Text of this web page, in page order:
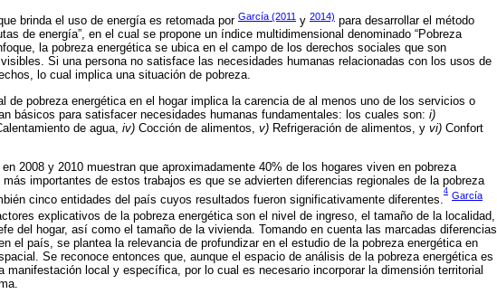
brinda el uso de energía es retomada por García (2011 y 2014) para desarrollar el método
de energía”, en el cual se propone un índice multidimensional denominado “Pobreza
la pobreza energética se ubica en el campo de los derechos sociales que son
Si una persona no satisface las necesidades humanas relacionadas con los usos de
lo cual implica una situación de pobreza.
de pobreza energética en el hogar implica la carencia de al menos uno de los servicios o
básicos para satisfacer necesidades humanas fundamentales: los cuales son: i)
de agua, iv) Cocción de alimentos, v) Refrigeración de alimentos, y vi) Confort
2008 y 2010 muestran que aproximadamente 40% de los hogares viven en pobreza
importantes de estos trabajos es que se advierten diferencias regionales de la pobreza
cinco entidades del país cuyos resultados fueron significativamente diferentes.
4 García
explicativos de la pobreza energética son el nivel de ingreso, el tamaño de la localidad,
del hogar, así como el tamaño de la vivienda. Tomando en cuenta las marcadas diferencias
el país, se plantea la relevancia de profundizar en el estudio de la pobreza energética en
Se reconoce entonces que, aunque el espacio de análisis de la pobreza energética es
manifestación local y específica, por lo cual es necesario incorporar la dimensión territorial